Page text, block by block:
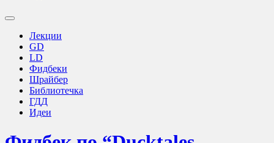
Переключить
поискаЛекции
GD
LD
Фидбеки
Шрайбер
Библиотечка
ГДД
Идеи